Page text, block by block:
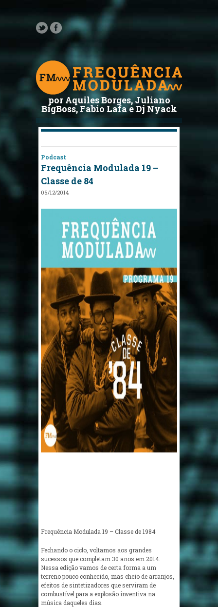
por Aquiles Borges, Juliano
BigBoss, Fabio Lafa e Dj Nyack
Podcast
Frequência Modulada 19 –
Classe de 84
05/12/2014
Frequência Modulada 19 – Classe de 1984
Fechando o ciclo, voltamos aos grandes
sucessos que completam 30 anos em 2014.
Nessa edição vamos de certa forma a um
terreno pouco conhecido, mas cheio de arranjos,
efeitos de sintetizadores que serviram de
combustível para a explosão inventiva na
música daqueles dias.